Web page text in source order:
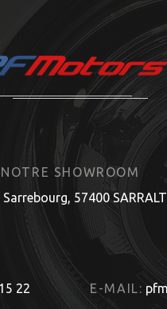
NOTRE SHOWROOM
57400
22 E-MAIL: